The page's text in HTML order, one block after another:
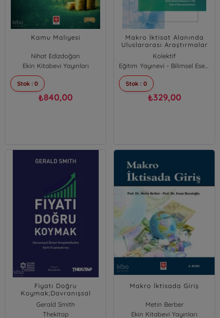
Kamu Maliyesi
Nihat Edizdoğan
Özhan Çetinkaya
Erhan Gümüş
Ekin Kitabevi Yayınları
Stok : 0
₺840,00
Makro İktisat Alanında
Uluslararası Araştırmalar
- 5;International Research
in the Field of
Macroeconomics
Kolektif
Eğitim Yayınevi - Bilimsel Eserler
Stok : 0
₺329,00
Fiyatı Doğru
Koymak;Davranışsal
İktisat Perspektifinden
Kârlı Fiyatlandırma
Gerald Smith
Thekitap
Makro İktisada Giriş
Metin Berber
Ersan Bocutoğlu
Ekin Kitabevi Yayınları